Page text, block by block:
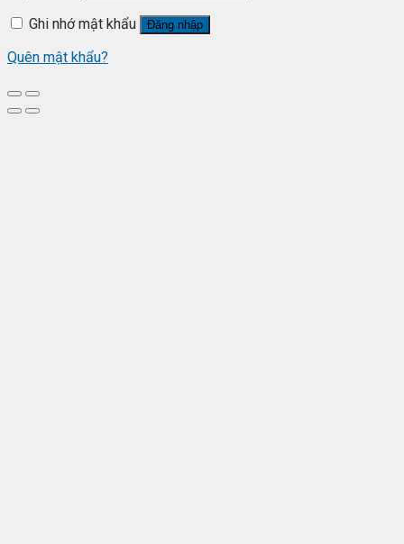
Ghi nhớ mật khẩu
Đăng nhập
Quên mật khẩu?